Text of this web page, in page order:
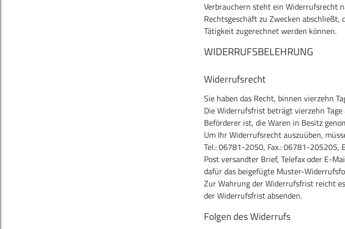
Verbrauchern steht ein Widerrufsrecht
Rechtsgeschäft zu Zwecken
Tätigkeit zugerechnet werden können.
WIDERRUFSBELEHRUNG
Widerrufsrecht
Sie haben das Recht, binnen vierzehn
Die Widerrufsfrist beträgt vierzehn
Beförderer ist, die Waren in Besitz
Um Ihr Widerrufsrecht auszuüben,
Tel.: 06781-2050, Fax.: 06781-
Post versandter Brief, Telefax oder E-
dafür das beigefügte Muster-
Zur Wahrung der Widerrufsfrist reicht
der Widerrufsfrist absenden.
Folgen des Widerrufs